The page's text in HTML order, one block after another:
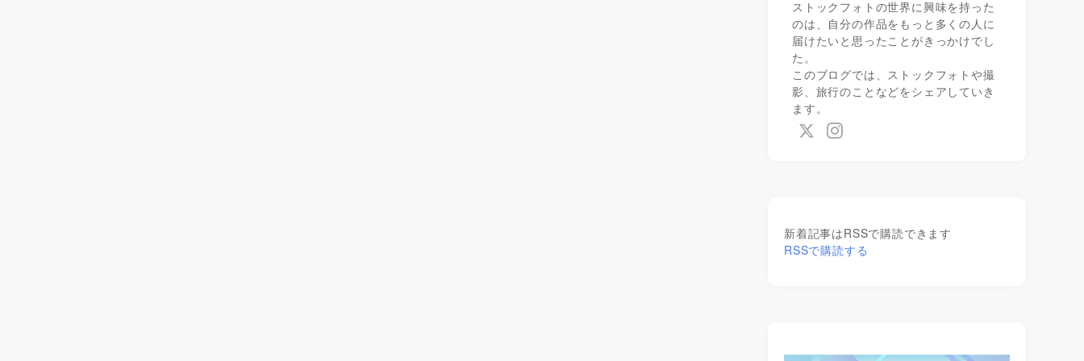
ストックフォトの世界に興味を持った
のは、自分の作品をもっと多くの人に
届けたいと思ったことがきっかけでし
た。
このブログでは、ストックフォトや撮
影、旅行のことなどをシェアしていき
ます。
新着記事はRSSで購読できます
RSSで購読する